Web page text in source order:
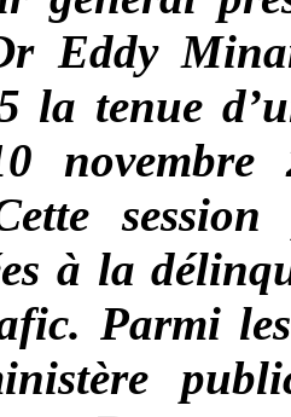
Eddy
la tenue
novembre
à la
Parmi